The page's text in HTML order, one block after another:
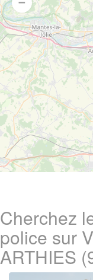
Cherchez
police sur
ARTHIES